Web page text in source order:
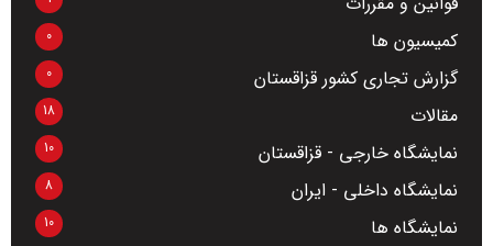
کمیسیون ها 0
گزارش تجاری کشور قزاقستان 0
مقالات 18
نمایشگاه خارجی - قزاقستان 10
نمایشگاه داخلی - ایران 8
نمایشگاه ها 10